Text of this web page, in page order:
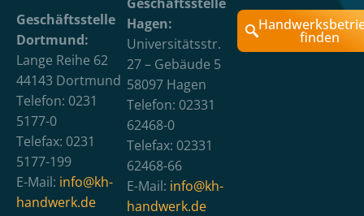
Geschäftsstelle
Dortmund:
Lange Reihe 62
44143 Dortmund
Telefon: 0231
5177-0
Telefax: 0231
5177-199
E-Mail: info@kh-
handwerk.de
Hagen:
Universitätsstr.
27 – Gebäude 5
58097 Hagen
Telefon: 02331
62468-0
Telefax: 02331
62468-66
E-Mail: info@kh-
handwerk.de
finden